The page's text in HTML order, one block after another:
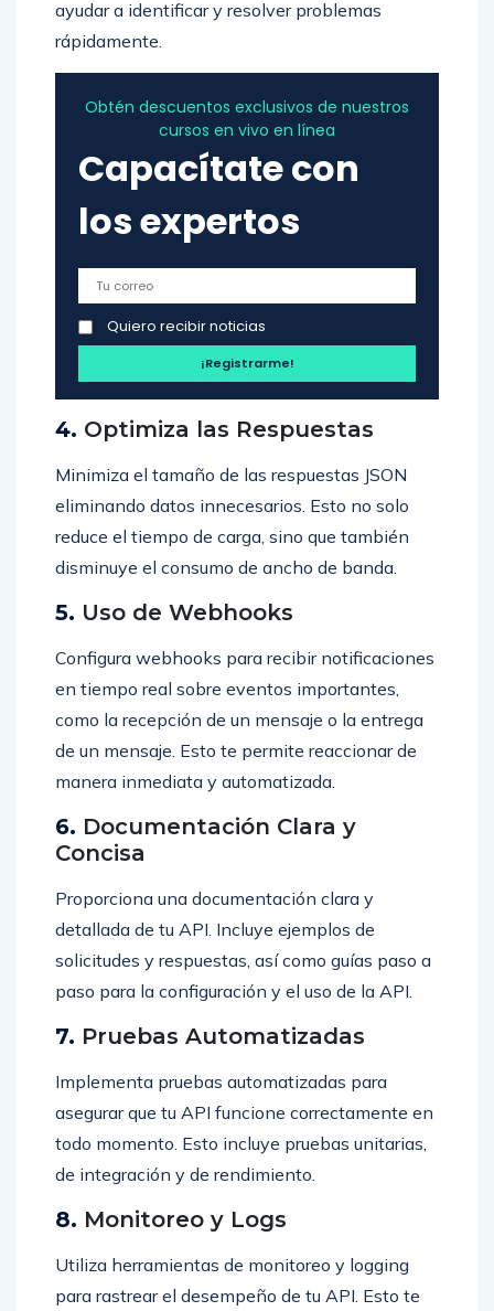
ayudar a identificar y resolver problemas
rápidamente.
Obtén descuentos exclusivos de nuestros
cursos en vivo en línea
Capacítate con
los expertos
Quiero recibir noticias
4. Optimiza las Respuestas
Minimiza el tamaño de las respuestas JSON
eliminando datos innecesarios. Esto no solo
reduce el tiempo de carga, sino que también
disminuye el consumo de ancho de banda.
5. Uso de Webhooks
Configura webhooks para recibir notificaciones
en tiempo real sobre eventos importantes,
como la recepción de un mensaje o la entrega
de un mensaje. Esto te permite reaccionar de
manera inmediata y automatizada.
6. Documentación Clara y
Concisa
Proporciona una documentación clara y
detallada de tu API. Incluye ejemplos de
solicitudes y respuestas, así como guías paso a
paso para la configuración y el uso de la API.
7. Pruebas Automatizadas
Implementa pruebas automatizadas para
asegurar que tu API funcione correctamente en
todo momento. Esto incluye pruebas unitarias,
de integración y de rendimiento.
8. Monitoreo y Logs
Utiliza herramientas de monitoreo y logging
para rastrear el desempeño de tu API. Esto te